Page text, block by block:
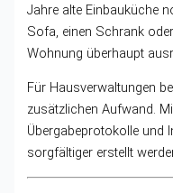
Jahre alte Einbauküche
Sofa, einen Schrank
Wohnung überhaupt
Für Hausverwaltungen
zusätzlichen Aufwand.
Übergabeprotokolle und
sorgfältiger erstellt